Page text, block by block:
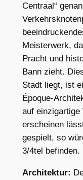
Centraal“
Meisterwerk,
Pracht und
Bann zieht.
Stadt liegt, ist
Époque-
auf
erscheinen
gespielt, so
3/4tel befinden.
Architektur: